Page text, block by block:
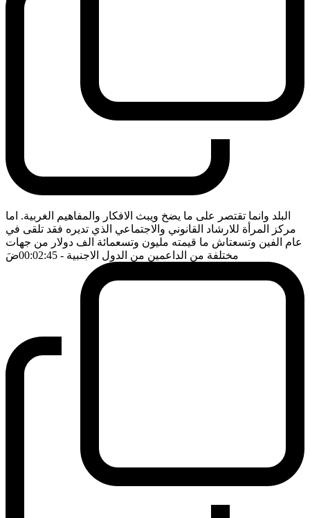
البلد وانما تقتصر على ما يضخ ويبث الافكار والمفاهيم الغربية. اما
مركز المرأة للارشاد القانوني والاجتماعي الذي تديره فقد تلقى في
عام الفين وتسعتاش ما قيمته مليون وتسعمائة الف دولار من جهات
مختلفة من الداعمين من الدول الاجنبية - 00:02:45 ضَ